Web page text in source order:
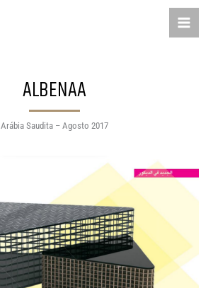
ALBENAA
Arábia Saudita – Agosto 2017